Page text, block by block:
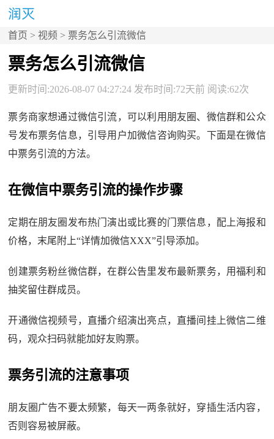
首页 > 视频 > 票务怎么引流微信
票务怎么引流微信
更新时间:2026-08-07 04:27:24 发布时间:72天前 阅读:62次
票务商家想通过微信引流，可以利用朋友圈、微信群和公众
号发布票务信息，引导用户加微信咨询购买。下面是在微信
中票务引流的方法。
在微信中票务引流的操作步骤
定期在朋友圈发布热门演出或比赛的门票信息，配上海报和
价格，末尾附上“详情加微信XXX”引导添加。
创建票务粉丝微信群，在群公告里发布最新票务，用福利和
抽奖留住群成员。
开通微信视频号，直播介绍演出亮点，直播间挂上微信二维
码，观众扫码就能加好友购票。
票务引流的注意事项
朋友圈广告不要太频繁，每天一两条就好，穿插生活内容，
否则容易被屏蔽。